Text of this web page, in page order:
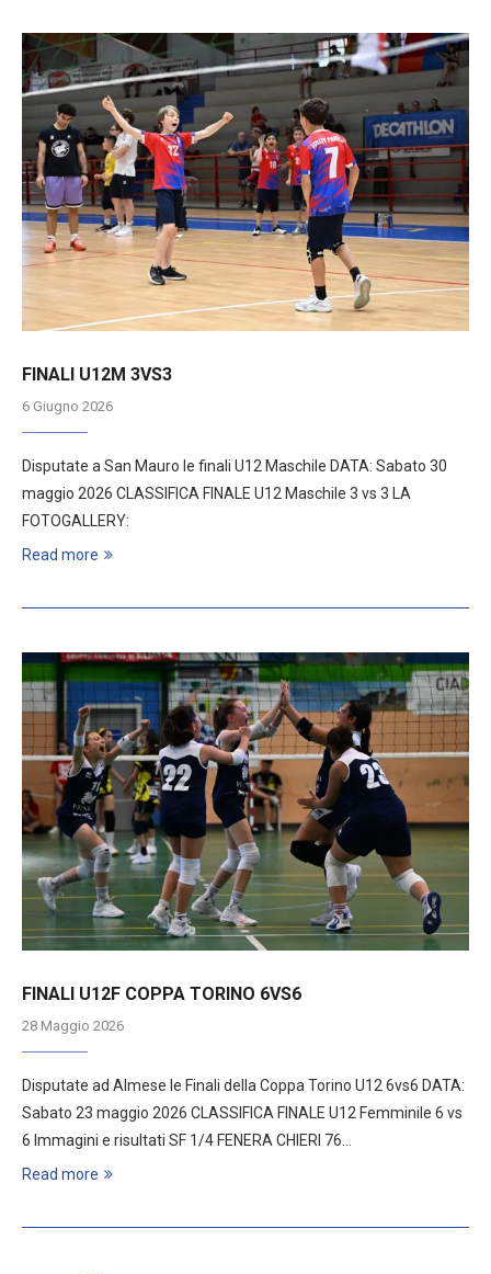
FINALI U12M 3VS3
6 Giugno 2026
Disputate a San Mauro le finali U12 Maschile DATA: Sabato 30
maggio 2026 CLASSIFICA FINALE U12 Maschile 3 vs 3 LA
FOTOGALLERY:
Read more
FINALI U12F COPPA TORINO 6VS6
28 Maggio 2026
Disputate ad Almese le Finali della Coppa Torino U12 6vs6 DATA:
Sabato 23 maggio 2026 CLASSIFICA FINALE U12 Femminile 6 vs
6 Immagini e risultati SF 1/4 FENERA CHIERI 76…
Read more